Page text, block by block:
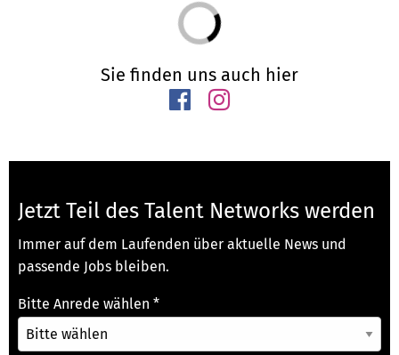
Sie finden uns auch hier
Jetzt Teil des Talent Networks werden
Immer auf dem Laufenden über aktuelle News und
passende Jobs bleiben.
Bitte Anrede wählen *